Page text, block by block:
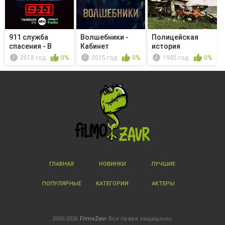
911 служба
спасения - В
другой жизни
2018 год 0%
Волшебники -
Кабинет
писателя
2015 год 0%
Полицейская
история
1985 год 0%
ГЛАВНАЯ НОВИНКИ ЛУЧШИЕ
ПОПУЛЯРНЫЕ КАТЕГОРИИ АКТЕРЫ
2005-2026 FilmoZavr Все права защищены.